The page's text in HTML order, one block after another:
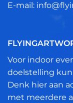
E-mail:
Voor indoor
doelstelling
Denk hier aan
met meerdere